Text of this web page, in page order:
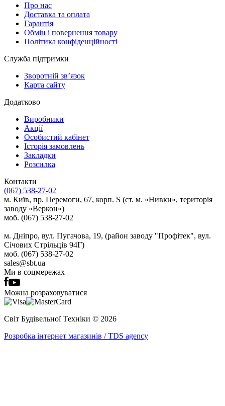
Про нас
Доставка та оплата
Гарантія
Обмін і повернення товару
Політика конфіденційності
Служба підтримки
Зворотній зв’язок
Карта сайту
Додатково
Виробники
Акції
Особистий кабінет
Історія замовлень
Закладки
Розсилка
Контакти
(067) 538-27-02
м. Київ, пр. Перемоги, 67, корп. S (ст. м. «Нивки», територія
заводу «Веркон»)
моб. (067) 538-27-02
м. Дніпро, вул. Пугачова, 19, (район заводу "Профітек", вул.
Січових Стрільців 94Г)
моб. (067) 538-27-02
sales@sbt.ua
Ми в соцмережах
Можна розраховуватися
Світ Будівельної Tехніки © 2026
Розробка інтернет магазинів / TDS agency